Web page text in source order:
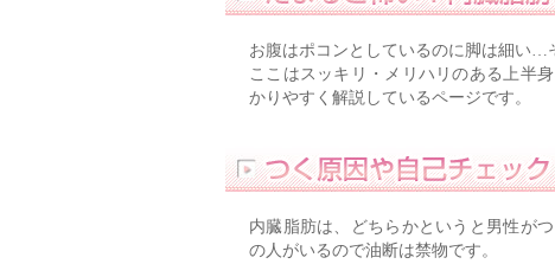
お腹はポコンとしているのに脚は細い…
ここはスッキリ・メリハリのある上半
かりやすく解説しているページです。
内臓脂肪は、どちらかというと男性が
の人がいるので油断は禁物です。